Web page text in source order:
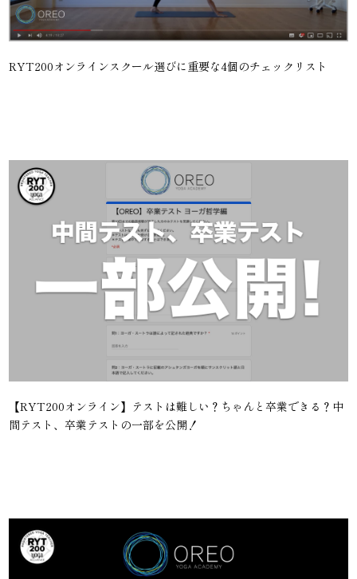
RYT200オンラインスクール選びに重要な4個のチェックリスト
【RYT200オンライン】テストは難しい？ちゃんと卒業できる？中
間テスト、卒業テストの一部を公開！